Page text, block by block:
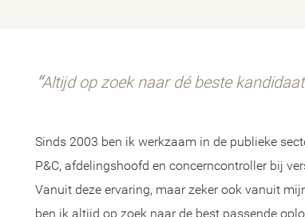
Altijd op zoek naar dé beste
Sinds 2003 ben ik werkzaam in de publieke
P&C, afdelingshoofd en concerncontroller bij
Vanuit deze ervaring, maar zeker ook vanuit
ben ik altijd op zoek naar de best passende